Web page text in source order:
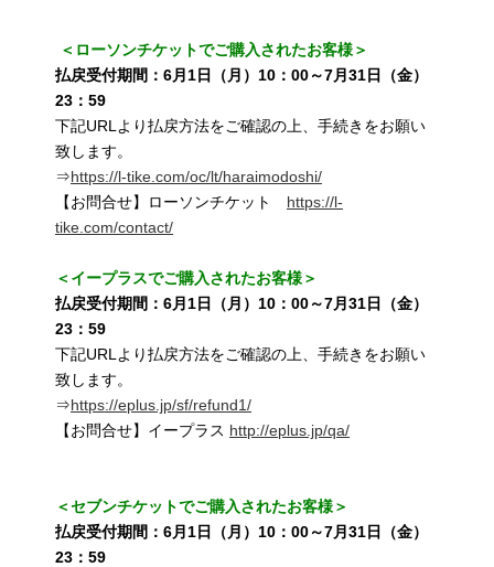
＜ローソンチケットでご購入されたお客様＞
払戻受付期間：6月1日（月）10：00～7月31日（金）
23：59
下記URLより払戻方法をご確認の上、手続きをお願い
致します。
⇒https://l-tike.com/oc/lt/haraimodoshi/
【お問合せ】ローソンチケット https://l-
tike.com/contact/
＜イープラスでご購入されたお客様＞
払戻受付期間：6月1日（月）10：00～7月31日（金）
23：59
下記URLより払戻方法をご確認の上、手続きをお願い
致します。
⇒https://eplus.jp/sf/refund1/
【お問合せ】イープラス http://eplus.jp/qa/
＜セブンチケットでご購入されたお客様＞
払戻受付期間：6月1日（月）10：00～7月31日（金）
23：59